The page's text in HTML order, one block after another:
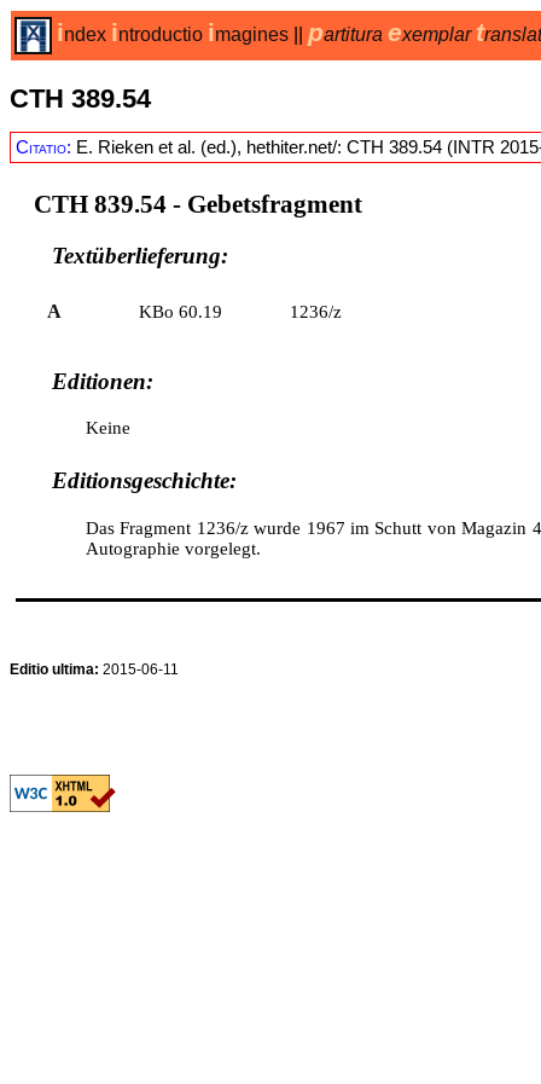
index introductio imagines partitura exemplar t
CTH 389.54
Citatio: E. Rieken et al. (ed.), hethiter.net/: CTH 389.54 (INTR
CTH 839.54 - Gebetsfragment
Textüberlieferung:
A KBo 60.19 1236/z
Editionen:
Keine
Editionsgeschichte:
Das Fragment 1236/z wurde 1967 im Schutt von
Autographie vorgelegt.
Editio ultima: 2015-06-11